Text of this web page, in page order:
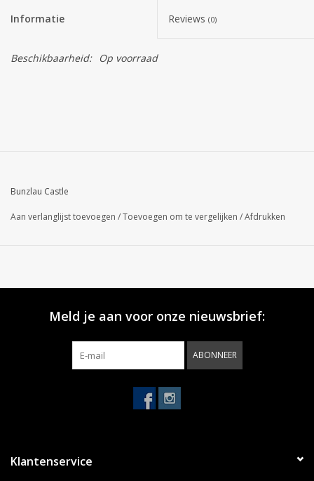
Informatie Reviews (0)
Beschikbaarheid: Op voorraad
Bunzlau Castle
Aan verlanglijst toevoegen /Toevoegen om te vergelijken /Afdrukken
Meld je aan voor onze nieuwsbrief:
ABONNEER
Klantenservice